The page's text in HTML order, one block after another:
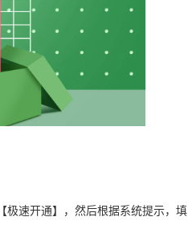
极速开通】，然后根据系统提示，填